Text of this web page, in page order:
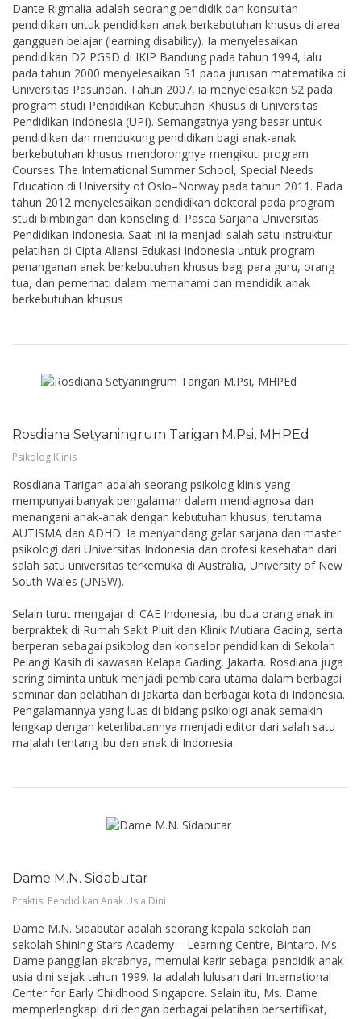
Dante Rigmalia adalah seorang pendidik dan konsultan
pendidikan untuk pendidikan anak berkebutuhan khusus di area
gangguan belajar (learning disability). Ia menyelesaikan
pendidikan D2 PGSD di IKIP Bandung pada tahun 1994, lalu
pada tahun 2000 menyelesaikan S1 pada jurusan matematika di
Universitas Pasundan. Tahun 2007, ia menyelesaikan S2 pada
program studi Pendidikan Kebutuhan Khusus di Universitas
Pendidikan Indonesia (UPI). Semangatnya yang besar untuk
pendidikan dan mendukung pendidikan bagi anak-anak
berkebutuhan khusus mendorongnya mengikuti program
Courses The International Summer School, Special Needs
Education di University of Oslo–Norway pada tahun 2011. Pada
tahun 2012 menyelesaikan pendidikan doktoral pada program
studi bimbingan dan konseling di Pasca Sarjana Universitas
Pendidikan Indonesia. Saat ini ia menjadi salah satu instruktur
pelatihan di Cipta Aliansi Edukasi Indonesia untuk program
penanganan anak berkebutuhan khusus bagi para guru, orang
tua, dan pemerhati dalam memahami dan mendidik anak
berkebutuhan khusus
Rosdiana Setyaningrum Tarigan M.Psi, MHPEd
Psikolog Klinis
Rosdiana Tarigan adalah seorang psikolog klinis yang
mempunyai banyak pengalaman dalam mendiagnosa dan
menangani anak-anak dengan kebutuhan khusus, terutama
AUTISMA dan ADHD. Ia menyandang gelar sarjana dan master
psikologi dari Universitas Indonesia dan profesi kesehatan dari
salah satu universitas terkemuka di Australia, University of New
South Wales (UNSW).
Selain turut mengajar di CAE Indonesia, ibu dua orang anak ini
berpraktek di Rumah Sakit Pluit dan Klinik Mutiara Gading, serta
berperan sebagai psikolog dan konselor pendidikan di Sekolah
Pelangi Kasih di kawasan Kelapa Gading, Jakarta. Rosdiana juga
sering diminta untuk menjadi pembicara utama dalam berbagai
seminar dan pelatihan di Jakarta dan berbagai kota di Indonesia.
Pengalamannya yang luas di bidang psikologi anak semakin
lengkap dengan keterlibatannya menjadi editor dari salah satu
majalah tentang ibu dan anak di Indonesia.
Dame M.N. Sidabutar
Praktisi Pendidikan Anak Usia Dini
Dame M.N. Sidabutar adalah seorang kepala sekolah dari
sekolah Shining Stars Academy – Learning Centre, Bintaro. Ms.
Dame panggilan akrabnya, memulai karir sebagai pendidik anak
usia dini sejak tahun 1999. Ia adalah lulusan dari International
Center for Early Childhood Singapore. Selain itu, Ms. Dame
memperlengkapi diri dengan berbagai pelatihan bersertifikat,